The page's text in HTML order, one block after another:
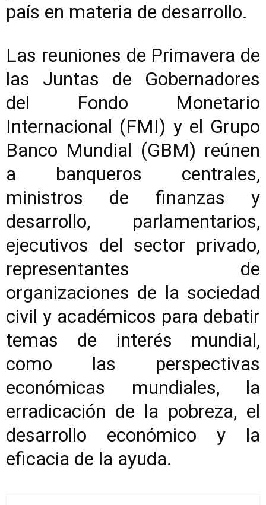
país en materia de desarrollo.
Las reuniones de Primavera de
las Juntas de Gobernadores
del Fondo Monetario
Internacional (FMI) y el Grupo
Banco Mundial (GBM) reúnen
a banqueros centrales,
ministros de finanzas y
desarrollo, parlamentarios,
ejecutivos del sector privado,
representantes de
organizaciones de la sociedad
civil y académicos para debatir
temas de interés mundial,
como las perspectivas
económicas mundiales, la
erradicación de la pobreza, el
desarrollo económico y la
eficacia de la ayuda.